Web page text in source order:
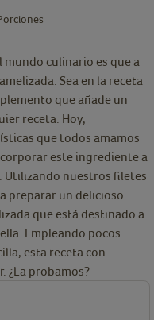
mundo culinario es que a
Sea en la receta
que añade un
receta. Hoy,
que todos amamos
este ingrediente a
Utilizando nuestros filetes
preparar un delicioso
que está destinado a
Empleando pocos
esta receta con
¿La probamos?